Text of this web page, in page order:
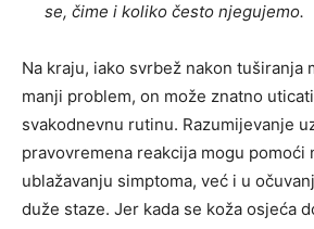
se, čime i koliko često njegujemo.
Na kraju, iako svrbež nakon tuširanja
manji problem, on može znatno
svakodnevnu rutinu. Razumijevanje
pravovremena reakcija mogu pomoći
ublažavanju simptoma, već i u
duže staze. Jer kada se koža osjeća